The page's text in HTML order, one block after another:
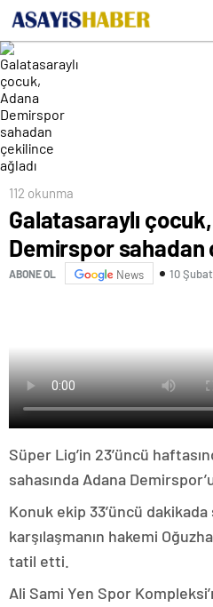
112 okunma
Galatasaraylı
Demirspor sahadan
ABONE OL News 10
Süper Lig’in 23’üncü
sahasında Adana
Konuk ekip 33’üncü
karşılaşmanın hakemi
tatil etti.
Ali Sami Yen Spor